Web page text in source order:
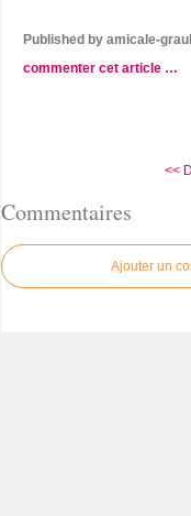
Published by amicale-
commenter cet article …
<<
Commentaires
Ajouter un